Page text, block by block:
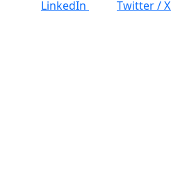
LinkedIn
Twitter / X